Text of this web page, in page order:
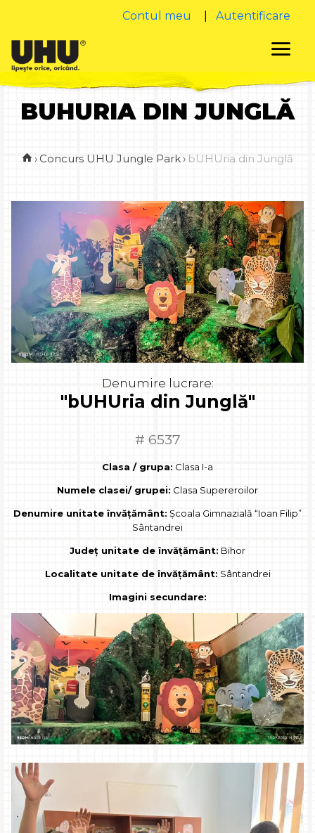
Contul meu Autentificare
BUHURIA DIN JUNGLĂ
› Concurs UHU Jungle Park› bUHUria din Junglă
Denumire lucrare:
"bUHUria din Junglă"
# 6537
Clasa / grupa: Clasa I-a
Numele clasei/ grupei: Clasa Supereroilor
Denumire unitate învățământ: Şcoala Gimnazială “Ioan Filip”
Sântandrei
Județ unitate de învățământ: Bihor
Localitate unitate de învățământ: Sântandrei
Imagini secundare: